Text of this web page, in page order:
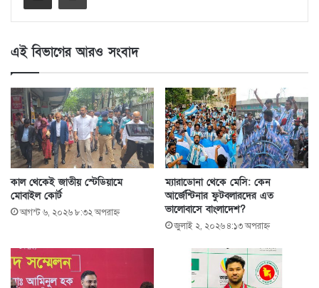
এই বিভাগের আরও সংবাদ
কাল থেকেই জাতীয় স্টেডিয়ামে
মোবাইল কোর্ট
আগস্ট ৬, ২০২৬ ৮:৩২ অপরাহ্ণ
ম্যারাডোনা থেকে মেসি: কেন
আর্জেন্টিনার ফুটবলারদের এত
ভালোবাসে বাংলাদেশ?
জুলাই ২, ২০২৬ ৪:১৩ অপরাহ্ণ